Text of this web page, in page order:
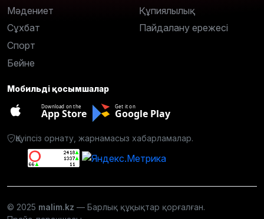
Мәдениет
Сұхбат
Спорт
Бейне
Құпиялылық
Пайдалану ережесі
Мобильді қосымшалар
Download on the
App Store
Get it on
Google Play
Қауіпсіз орнату, жарнамасыз хабарламалар.
© 2025 malim.kz — Барлық құқықтар қорғалған.